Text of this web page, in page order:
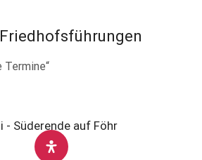
Termine“
- Süderende auf Föhr